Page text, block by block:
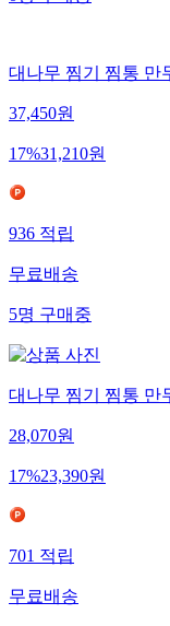
대나무 찜기 찜통 만
37,450원
17%31,210원
936 적립
무료배송
5명 구매중
대나무 찜기 찜통 만
28,070원
17%23,390원
701 적립
무료배송